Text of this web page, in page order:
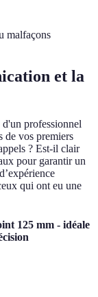
malfaçons
et la
professionnel
de vos premiers
? Est-il clair
pour garantir un
qui ont eu une
125 mm - idéale